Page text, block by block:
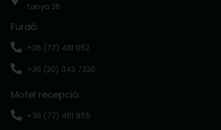
tanya 26.
Fürdő:
+36 (77) 481 052
+36 (20) 343 7320
Motel recepció:
+36 (77) 481 855